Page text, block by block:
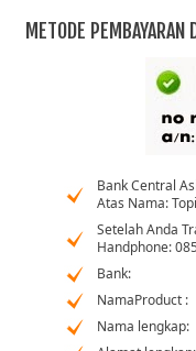
SKINCARE
METODE
Bank Central
Atas Nama:
Setelah Anda
Handphone:
Bank:
NamaProduct :
Nama lengkap: